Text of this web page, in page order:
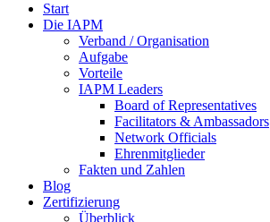
Start
Die IAPM
Verband / Organisation
Aufgabe
Vorteile
IAPM Leaders
Board of Representatives
Facilitators & Ambassadors
Network Officials
Ehrenmitglieder
Fakten und Zahlen
Blog
Zertifizierung
Überblick